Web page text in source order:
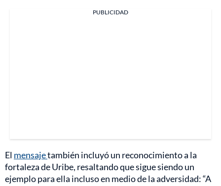
PUBLICIDAD
El mensajetambién incluyó un reconocimiento a la
fortaleza de Uribe, resaltando que sigue siendo un
ejemplo para ella incluso en medio de la adversidad: “A